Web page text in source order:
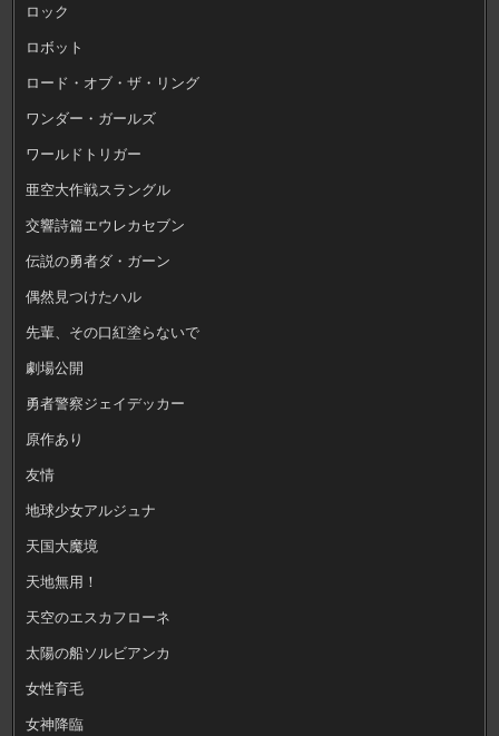
ロック
ロボット
ロード・オブ・ザ・リング
ワンダー・ガールズ
ワールドトリガー
亜空大作戦スラングル
交響詩篇エウレカセブン
伝説の勇者ダ・ガーン
偶然見つけたハル
先輩、その口紅塗らないで
劇場公開
勇者警察ジェイデッカー
原作あり
友情
地球少女アルジュナ
天国大魔境
天地無用！
天空のエスカフローネ
太陽の船ソルビアンカ
女性育毛
女神降臨